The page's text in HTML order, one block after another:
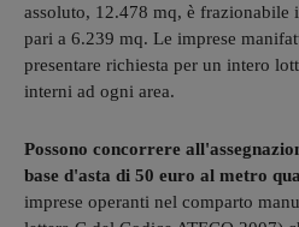
assoluto, 12.478 mq, è frazionabile
pari a 6.239 mq. Le imprese
presentare richiesta per un intero
interni ad ogni area.
Possono concorrere
base d'asta di 50 euro al metro
imprese operanti nel comparto